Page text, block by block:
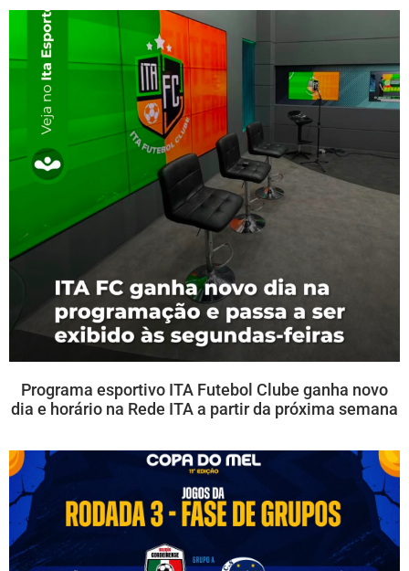
Programa esportivo ITA Futebol Clube ganha novo
dia e horário na Rede ITA a partir da próxima semana